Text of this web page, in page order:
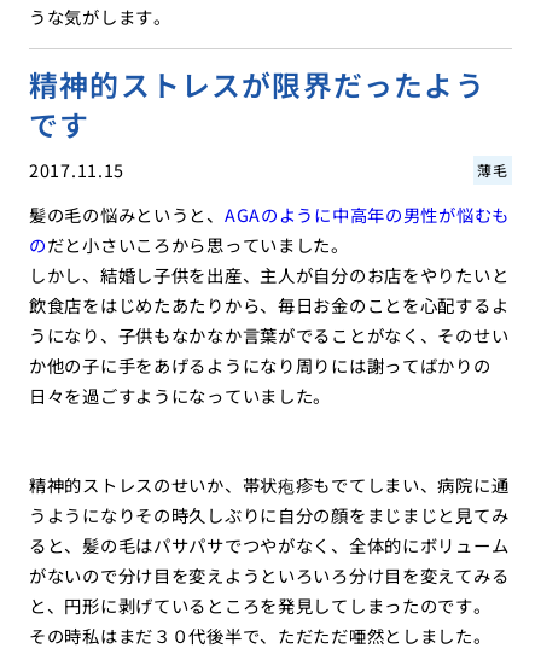
うな気がします。
精神的ストレスが限界だったよう
です
2017.11.15 薄毛
髪の毛の悩みというと、 AGAのように中高年の男性が悩むも
のだと小さいころから思っていました。
しかし、結婚し子供を出産、主人が自分のお店をやりたいと
飲食店をはじめたあたりから、毎日お金のことを心配するよ
うになり、子供もなかなか言葉がでることがなく、そのせい
か他の子に手をあげるようになり周りには謝ってばかりの
日々を過ごすようになっていました。
精神的ストレスのせいか、帯状疱疹もでてしまい、病院に通
うようになりその時久しぶりに自分の顔をまじまじと見てみ
ると、髪の毛はパサパサでつやがなく、全体的にボリューム
がないので分け目を変えようといろいろ分け目を変えてみる
と、円形に剥げているところを発見してしまったのです。
その時私はまだ３０代後半で、ただただ唖然としました。